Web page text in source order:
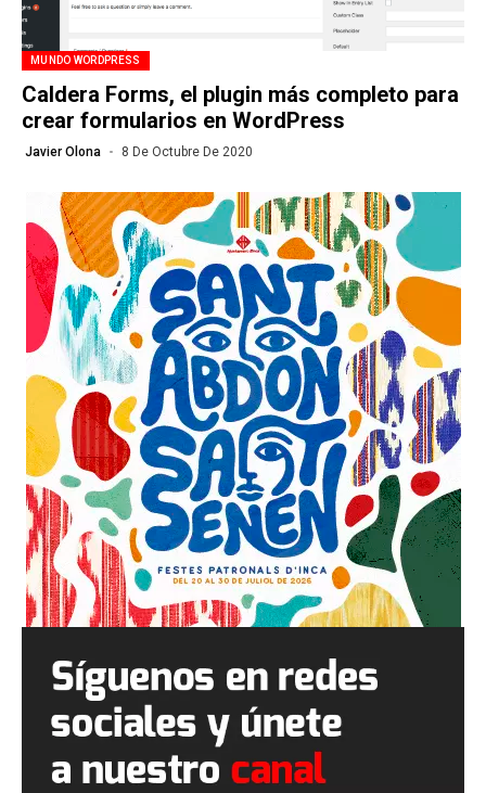
MUNDO WORDPRESS
Caldera Forms, el plugin más completo para
crear formularios en WordPress
Javier Olona 8 De Octubre De 2020